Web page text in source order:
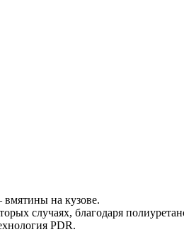
на кузове.
случаях, благодаря
PDR.